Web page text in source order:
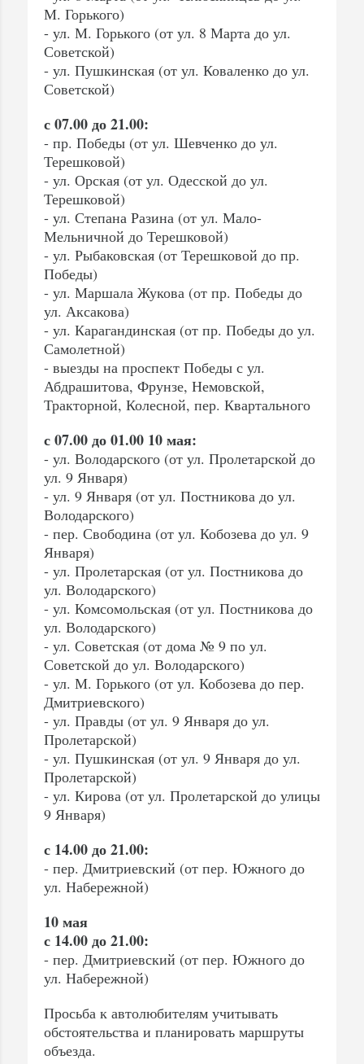
М. Горького)
- ул. М. Горького (от ул. 8 Марта до ул.
Советской)
- ул. Пушкинская (от ул. Коваленко до ул.
Советской)
с 07.00 до 21.00:
- пр. Победы (от ул. Шевченко до ул.
Терешковой)
- ул. Орская (от ул. Одесской до ул.
Терешковой)
- ул. Степана Разина (от ул. Мало-
Мельничной до Терешковой)
- ул. Рыбаковская (от Терешковой до пр.
Победы)
- ул. Маршала Жукова (от пр. Победы до
ул. Аксакова)
- ул. Карагандинская (от пр. Победы до ул.
Самолетной)
- выезды на проспект Победы с ул.
Абдрашитова, Фрунзе, Немовской,
Тракторной, Колесной, пер. Квартального
с 07.00 до 01.00 10 мая:
- ул. Володарского (от ул. Пролетарской до
ул. 9 Января)
- ул. 9 Января (от ул. Постникова до ул.
Володарского)
- пер. Свободина (от ул. Кобозева до ул. 9
Января)
- ул. Пролетарская (от ул. Постникова до
ул. Володарского)
- ул. Комсомольская (от ул. Постникова до
ул. Володарского)
- ул. Советская (от дома № 9 по ул.
Советской до ул. Володарского)
- ул. М. Горького (от ул. Кобозева до пер.
Дмитриевского)
- ул. Правды (от ул. 9 Января до ул.
Пролетарской)
- ул. Пушкинская (от ул. 9 Января до ул.
Пролетарской)
- ул. Кирова (от ул. Пролетарской до улицы
9 Января)
с 14.00 до 21.00:
- пер. Дмитриевский (от пер. Южного до
ул. Набережной)
10 мая
с 14.00 до 21.00:
- пер. Дмитриевский (от пер. Южного до
ул. Набережной)
Просьба к автолюбителям учитывать
обстоятельства и планировать маршруты
объезда.